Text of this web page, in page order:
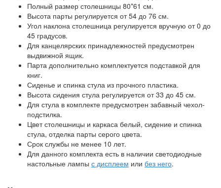
Полный размер столешницы 80*61 см.
Высота парты регулируется от 54 до 76 см.
Угол наклона столешница регулируется вручную от 0 до
45 градусов.
Для канцелярских принадлежностей предусмотрен
выдвижной ящик.
Парта дополнительно комплектуется подставкой для
книг.
Сиденье и спинка стула из прочного пластика.
Высота сидения стула регулируется от 33 до 45 см.
Для стула в комплекте предусмотрен забавный чехол-
подстилка.
Цвет столешницы и каркаса белый, сидение и спинка
стула, отделка парты серого цвета.
Срок службы не менее 10 лет.
Для данного комплекта есть в наличии светодиодные
настольные лампы с дисплеем или без него.